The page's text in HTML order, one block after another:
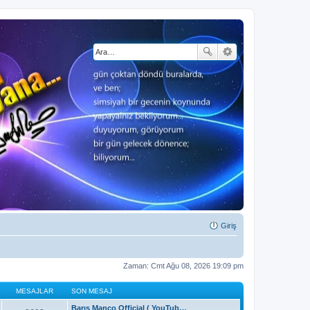
Giriş
Zaman: Cmt Ağu 08, 2026 19:09 pm
MESAJLAR SON MESAJ
Barış Manço Official ( YouTub…